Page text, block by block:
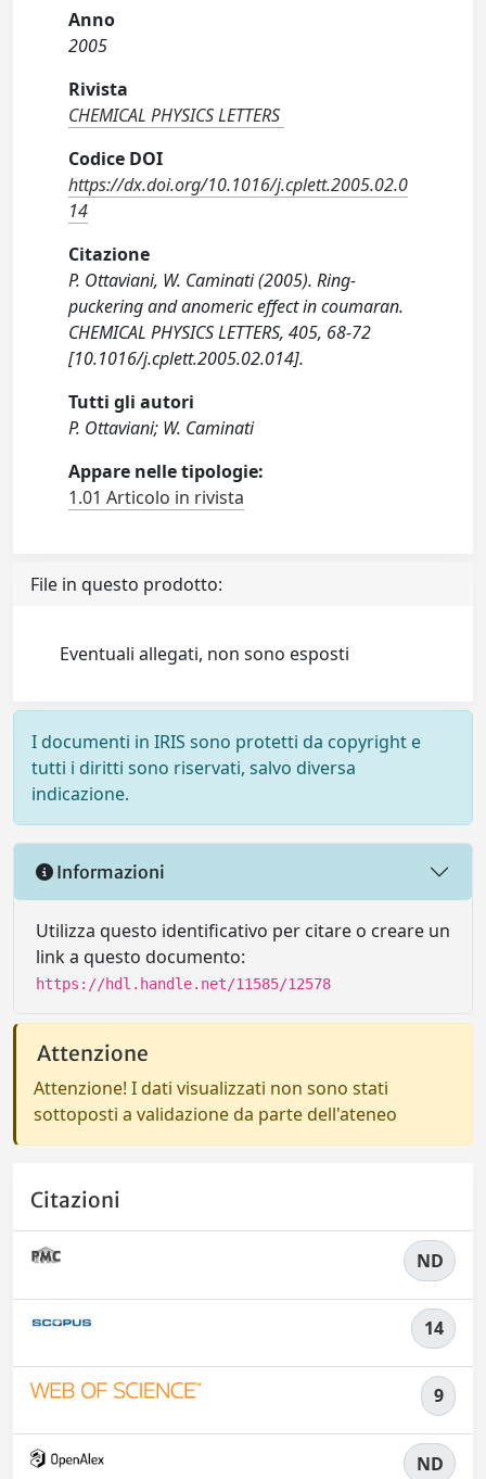
Anno
2005
Rivista
CHEMICAL PHYSICS LETTERS
Codice DOI
https://dx.doi.org/10.1016/j.cplett.2005.02.0
14
Citazione
P. Ottaviani, W. Caminati (2005). Ring-
puckering and anomeric effect in coumaran.
CHEMICAL PHYSICS LETTERS, 405, 68-72
[10.1016/j.cplett.2005.02.014].
Tutti gli autori
P. Ottaviani; W. Caminati
Appare nelle tipologie:
1.01 Articolo in rivista
File in questo prodotto:
Eventuali allegati, non sono esposti
I documenti in IRIS sono protetti da copyright e
tutti i diritti sono riservati, salvo diversa
indicazione.
Informazioni
Utilizza questo identificativo per citare o creare un
link a questo documento:
https://hdl.handle.net/11585/12578
Attenzione
Attenzione! I dati visualizzati non sono stati
sottoposti a validazione da parte dell'ateneo
Citazioni
ND
14
9
ND